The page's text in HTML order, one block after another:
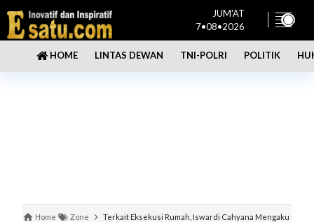
JUM'AT
7•08•2026
HOME LINTAS DEWAN TNI-POLRI POLITIK
Home Zone
Terkait Eksekusi Rumah, Iswardi Cahyana Mengaku